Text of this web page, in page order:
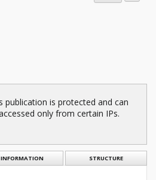
publication is protected and can
only from certain IPs.
INFORMATION STRUCTURE